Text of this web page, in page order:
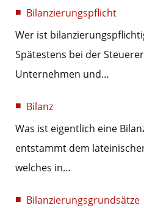
Bilanzierungspflicht
Wer ist
Spätestens bei der
Unternehmen und…
Bilanz
Was ist eigentlich eine
entstammt dem
welches in…
Bilanzierungsgrundsätze